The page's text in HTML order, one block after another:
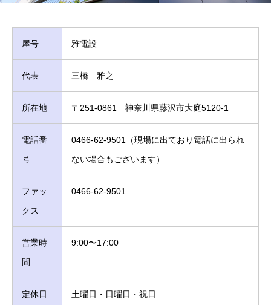
屋号 雅電設
代表 三橋 雅之
所在地 〒251-0861 神奈川県藤沢市大庭5120-1
電話番
号
0466-62-9501（現場に出ており電話に出られ
ない場合もございます）
ファッ
クス
0466-62-9501
営業時
間
9:00〜17:00
定休日 土曜日・日曜日・祝日